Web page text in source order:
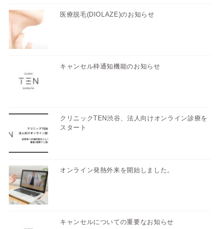
医療脱毛(DIOLAZE)のお知らせ
キャンセル枠通知機能のお知らせ
クリニックTEN渋谷、法人向けオンライン診療を
スタート
オンライン発熱外来を開始しました。
キャンセルについての重要なお知らせ